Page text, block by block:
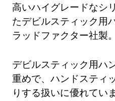
高いハイグレードなシ
たデビルスティック用
ラッドファクター社製。
デビルスティック用ハ
重めで、ハンドスティ
りする扱いに優れてい